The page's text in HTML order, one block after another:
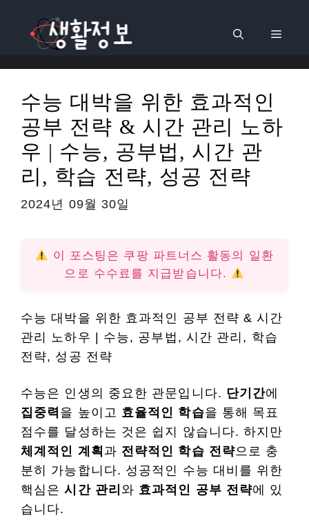
로
메
수능 대박을 위한 효과적인
공부 전략 & 시간 관리 노하
우 | 수능, 공부법, 시간 관
리, 학습 전략, 성공 전략
2024년 09월 30일
이 포스팅은 쿠팡 파트너스 활동의 일환
으로 수수료를 지급받습니다.
수능 대박을 위한 효과적인 공부 전략 & 시간
관리 노하우 | 수능, 공부법, 시간 관리, 학습
전략, 성공 전략
수능은 인생의 중요한 관문입니다. 단기간에
집중력 을 높이고 효율적인 학습을 통해 목표
점수를 달성하는 것은 쉽지 않습니다. 하지만
체계적인 계획 과 전략적인 학습 전략으로 충
분히 가능합니다. 성공적인 수능 대비를 위한
핵심은시간 관리 와 효과적인 공부 전략에 있
습니다.